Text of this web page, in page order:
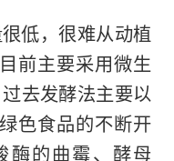
低，很难从动植
前主要采用微生
去发酵法主要以
色食品的不断开
酶的曲霉、酵母